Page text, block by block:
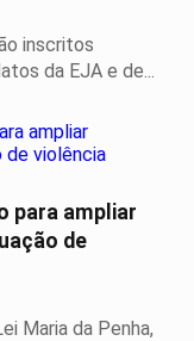
inscritos
da EJA e de...
para ampliar
de
Maria da Penha,